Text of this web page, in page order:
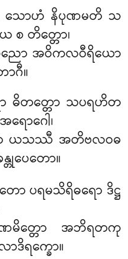
သောဟံ နိပုဏမတိ သ
စ တိတ္တော၊
ပညော အဝိကလဝီရိယော
ဂီ။
ဓိတတ္တော သပရဟိတ
ောဂေါ၊
ာ ယသဿီ အတိဗလဝဓ
တုပေတော။
ော ပရမသိရိဓရော ဒိဋ္ဌ
မိတ္တော အဘိရတကု
ဒိရက္ခော။